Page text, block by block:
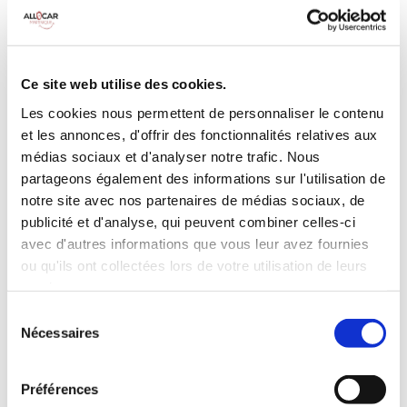
Ce site web utilise des cookies.
Les cookies nous permettent de personnaliser le contenu
et les annonces, d'offrir des fonctionnalités relatives aux
médias sociaux et d'analyser notre trafic. Nous
partageons également des informations sur l'utilisation de
notre site avec nos partenaires de médias sociaux, de
publicité et d'analyse, qui peuvent combiner celles-ci
avec d'autres informations que vous leur avez fournies
ou qu'ils ont collectées lors de votre utilisation de leurs
Nécessaires
Préférences
3 Valises
INCLUS À LA LOCATION
Killométrage illimité
Assurance tous risques (hors franchise)
Carburant : plein à rendre plein
CONDITIONS DE LOCATION
Age minimum :20 ans
ASSURANCE